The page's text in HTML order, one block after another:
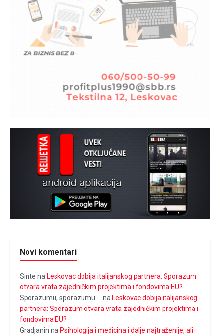
Novi komentari
Sinte na Leskovac dobija italijanskog partnera: Sporazum
otvara vrata zajedničkim projektima i fondovima EU?
Sporazumu, sporazumu....
na Leskovac dobija italijanskog
partnera: Sporazum otvara vrata zajedničkim projektima i
fondovima EU?
Gradjanin na Psihologija i medicina i dalje najtraženije, ali